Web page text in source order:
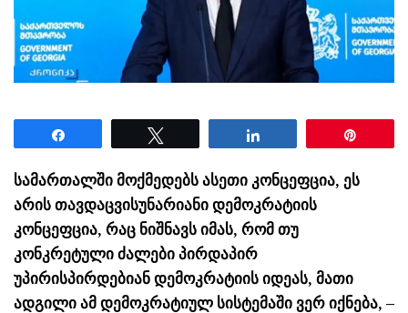
სამართალში მოქმედებს ასეთი კონცეფცია, ეს
არის თავდაცვისუნარიანი დემოკრატიის
კონცეფცია, რაც ნიშნავს იმას, რომ თუ
კონკრეტული ძალები პირდაპირ
უპირისპირდებიან დემოკრატიის იდეას, მათი
ადგილი ამ დემოკრატიულ სისტემაში ვერ იქნება, –